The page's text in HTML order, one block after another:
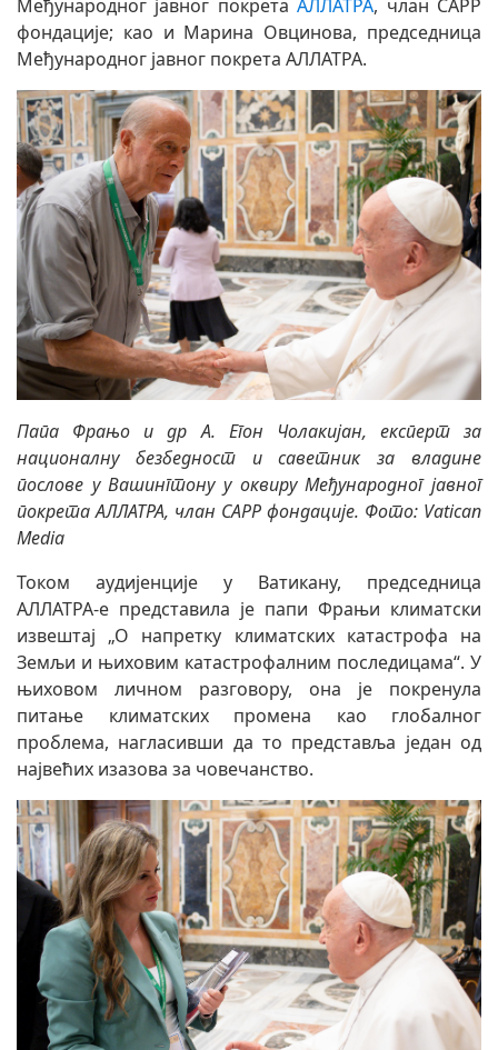
Међународног јавног покретаАЛЛАТРА, члан CAPP
фондације; као и Марина Овцинова, председница
Међународног јавног покрета АЛЛАТРА.
Папа Фрањо идр А. Егон Чолакијан, експерт за
националну безбедност и саветник за владине
послове у Вашингтону у оквиру Међународног јавног
покрета АЛЛАТРА, члан CAPP фондације. Фото: Vatican
Media
Током аудијенције у Ватикану, председница
АЛЛАТРА-е представила је папи Фрањи климатски
извештај „О напретку климатских катастрофа на
Земљи и њиховим катастрофалним последицама“. У
њиховом личном разговору, она је покренула
питање климатских промена као глобалног
проблема, нагласивши да то представља један од
највећих изазова за човечанство.